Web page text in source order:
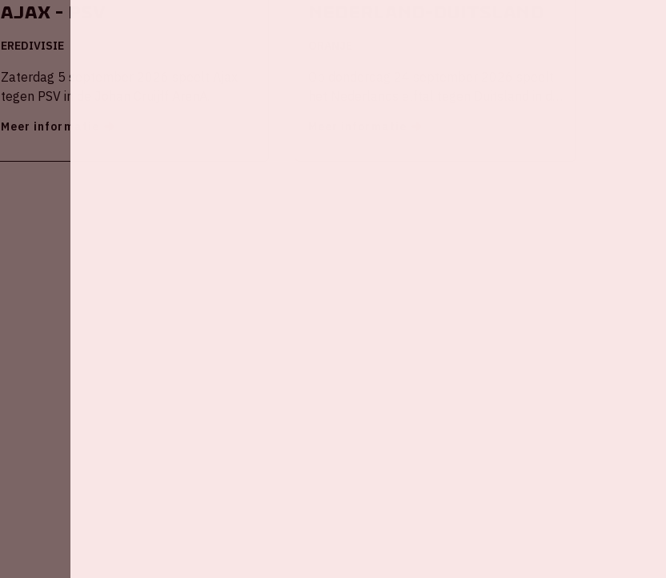
Ajax - PSV
EREDIVISIE
Zaterdag 5 september 2026 speelt Ajax
tegen PSV in de Johan Cruijff ArenA.
Meer informatie